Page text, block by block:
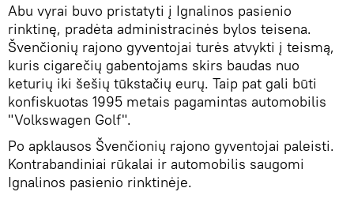
Abu vyrai buvo pristatyti į Ignalinos pasienio
rinktinę, pradėta administracinės bylos teisena.
Švenčionių rajono gyventojai turės atvykti į teismą,
kuris cigarečių gabentojams skirs baudas nuo
keturių iki šešių tūkstačių eurų. Taip pat gali būti
konfiskuotas 1995 metais pagamintas automobilis
"Volkswagen Golf".
Po apklausos Švenčionių rajono gyventojai paleisti.
Kontrabandiniai rūkalai ir automobilis saugomi
Ignalinos pasienio rinktinėje.